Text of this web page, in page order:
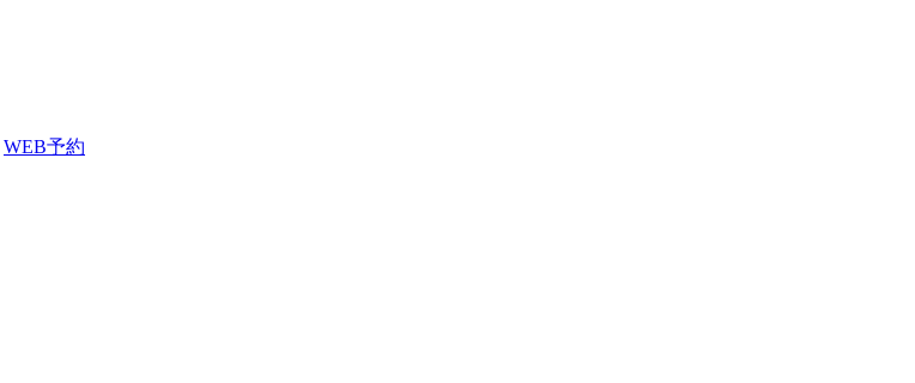
WEB予約